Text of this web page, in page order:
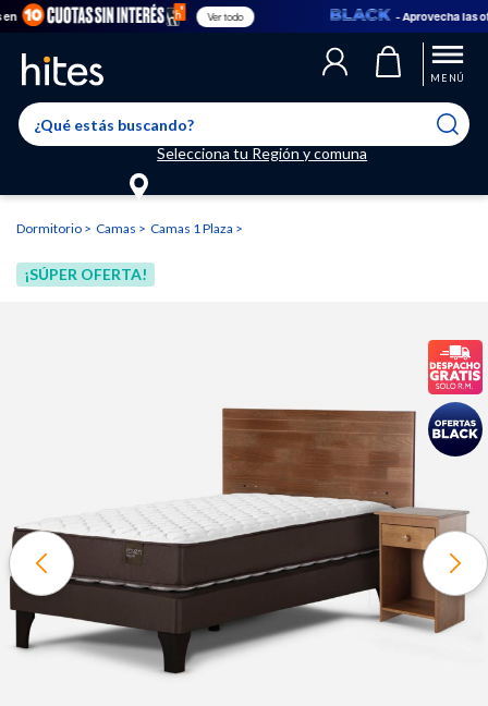
Ver todo - Aprovecha las
MENÚ
Selecciona tu Región y comuna
El producto ha sido eliminado correctamente
El producto ha sido agregado a tu lista de favoritos correctamente
Llegaste al límite de productos favoritos permitidos, para agregar
uno nuevo ingresa a “Mi cuenta” y elimina los que ya no necesitas.
Dormitorio Camas Camas 1 Plaza
¡SÚPER OFERTA!